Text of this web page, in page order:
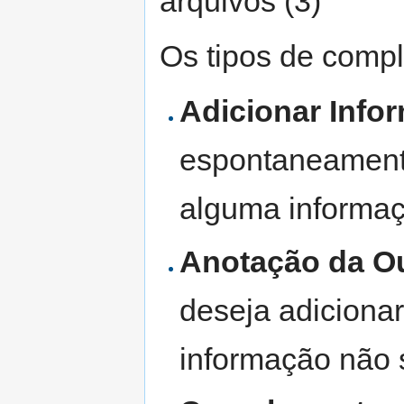
Os tipos de
Adicionar
alguma
Anotação da
deseja
informação não